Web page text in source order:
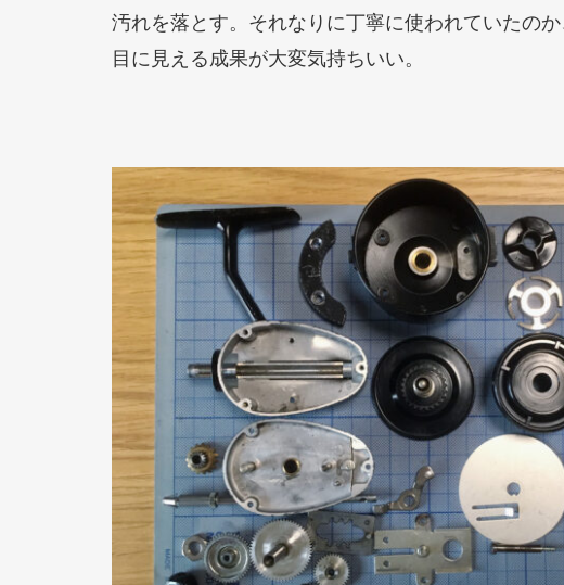
汚れを落とす。それなりに丁寧に使われていたのか
目に見える成果が大変気持ちいい。